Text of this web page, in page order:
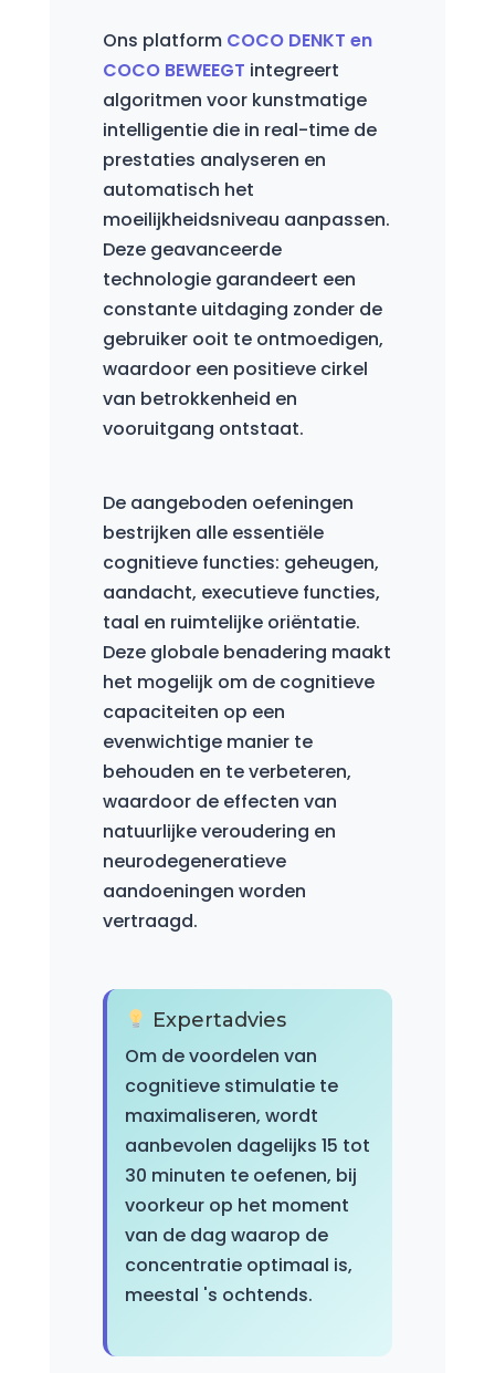
Ons platform COCO DENKT en
COCO BEWEEGT integreert
algoritmen voor kunstmatige
intelligentie die in real-time de
prestaties analyseren en
automatisch het
moeilijkheidsniveau aanpassen.
Deze geavanceerde
technologie garandeert een
constante uitdaging zonder de
gebruiker ooit te ontmoedigen,
waardoor een positieve cirkel
van betrokkenheid en
vooruitgang ontstaat.
De aangeboden oefeningen
bestrijken alle essentiële
cognitieve functies: geheugen,
aandacht, executieve functies,
taal en ruimtelijke oriëntatie.
Deze globale benadering maakt
het mogelijk om de cognitieve
capaciteiten op een
evenwichtige manier te
behouden en te verbeteren,
waardoor de effecten van
natuurlijke veroudering en
neurodegeneratieve
aandoeningen worden
vertraagd.
Expertadvies
Om de voordelen van
cognitieve stimulatie te
maximaliseren, wordt
aanbevolen dagelijks 15 tot
30 minuten te oefenen, bij
voorkeur op het moment
van de dag waarop de
concentratie optimaal is,
meestal 's ochtends.